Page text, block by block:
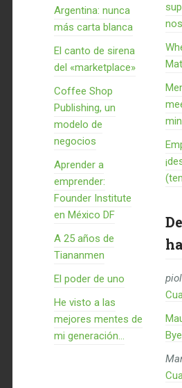
Argentina: nunca
más carta blanca
El canto de sirena
del «marketplace»
Coffee Shop
Publishing, un
modelo de
negocios
Aprender a
emprender:
Founder Institute
en México DF
A 25 años de
Tiananmen
El poder de uno
He visto a las
mejores mentes de
mi generación…